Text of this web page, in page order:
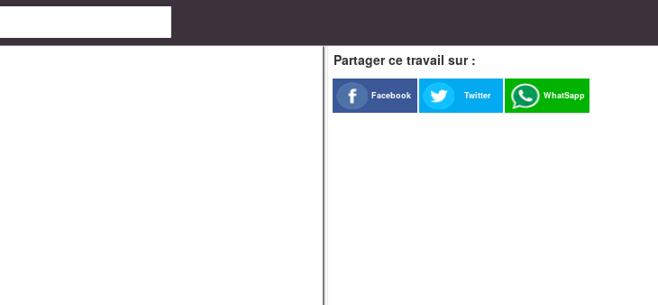
Partager ce travail sur :
Facebook Twitter WhatSapp